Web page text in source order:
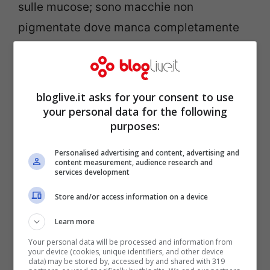
sulle mucose; sono macchie non
pigmentate dove manca completamente
non producono piu` melanina.
bloglive.it asks for your consent to use
your personal data for the following
purposes:
Personalised advertising and content, advertising and
content measurement, audience research and
services development
Store and/or access information on a device
Learn more
Your personal data will be processed and information from
your device (cookies, unique identifiers, and other device
data) may be stored by, accessed by and shared with 319